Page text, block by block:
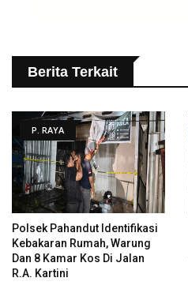
Berita Terkait
P. RAYA
Polsek Pahandut Identifikasi
Kebakaran Rumah, Warung
Dan 8 Kamar Kos Di Jalan
R.A. Kartini